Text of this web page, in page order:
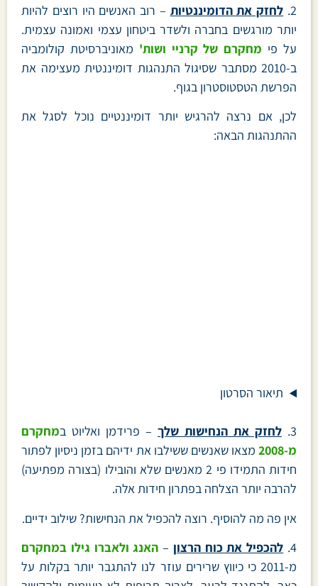
2. לחזק את הדומיננטיות – רוב האנשים היו רוצים להיות
יותר מורגשים בחברה ולשדר ביטחון עצמי ואמונה עצמית.
על פי מחקרם של קרניי ושות' מאוניברסיטת קולומביה
ב-2010 מסתבר שסיגול התנהגות דומיננטית מעצימה את
הפרשת הטסטוסטרון בגוף.
לכן, אם נרצה להרגיש יותר דומיננטיים נוכל לסגל את
ההתנהגות הבאה:
תיאור הסרטון
3. לחזק את הנחישות שלך – פרידמן ואליוט במחקרם
מ-2008
מצאו שאנשים ששילבו את ידיהם בזמן ניסיון לפתור
חידות התמידו פי 2 מאנשים שלא והובילו (בצורה מפתיעה)
להרבה יותר הצלחה בפתרון חידות אלה.
אין פה מה להוסיף. רוצה להכפיל את הנחישות? שילוב ידיים.
4. להכפיל את כוח הרצון – האנג ולאברו גילו במחקרם
מ-2011 כי כיווץ שרירים עוזר לנו להתגבר יותר בקלות על